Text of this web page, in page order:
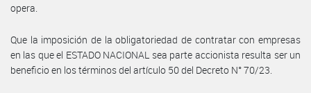
opera.
Que la imposición de la obligatoriedad de contratar con empresas
en las que el ESTADO NACIONAL sea parte accionista resulta ser un
beneficio en los términos del artículo 50 del Decreto N° 70/23.